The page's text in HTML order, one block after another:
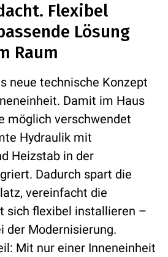
Flexibel
Lösung
Raum
neue technische Konzept
Damit im Haus
möglich verschwendet
Hydraulik mit
Heizstab in der
Dadurch spart die
vereinfacht die
sich flexibel installieren –
der Modernisierung.
Mit nur einer Inneneinheit